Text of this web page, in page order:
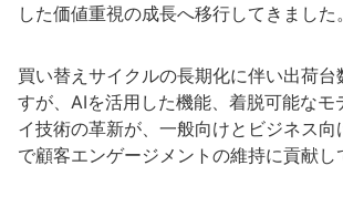
した価値重視の成長へ移行してきました。
買い替えサイクルの長期化に伴い出荷台
すが、AIを活用した機能、着脱可能なモ
イ技術の革新が、一般向けとビジネス向
で顧客エンゲージメントの維持に貢献し